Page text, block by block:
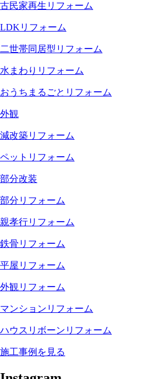
古民家再生リフォーム
LDKリフォーム
二世帯同居型リフォーム
水まわりリフォーム
おうちまるごとリフォーム
外観
減改築リフォーム
ペットリフォーム
部分改装
部分リフォーム
親孝行リフォーム
鉄骨リフォーム
平屋リフォーム
外観リフォーム
マンションリフォーム
ハウスリボーンリフォーム
施工事例を見る